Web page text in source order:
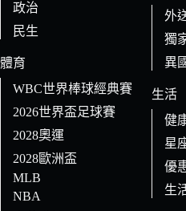
政治
民生
體育
WBC世界棒球經典賽
2026世界盃足球賽
2028奧運
2028歐洲盃
MLB
NBA
外
獨
異
生活
健
星
優
生